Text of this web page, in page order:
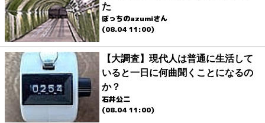
た
ぼっちのazumiさん
(08.04 11:00)
【大調査】現代人は普通に生活して
いると一日に何曲聞くことになるの
か？
石井公二
(08.04 11:00)